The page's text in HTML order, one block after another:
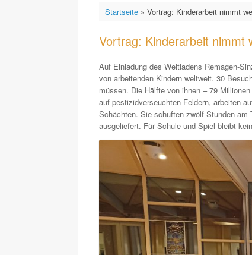
Startseite» Vortrag: Kinderarbeit nimmt
Vortrag: Kinderarbeit nimmt
Auf Einladung des Weltladens Remagen-
von arbeitenden Kindern weltweit. 30
müssen. Die Hälfte von ihnen – 79
auf pestizidverseuchten Feldern, arbeiten
Schächten. Sie schuften zwölf Stunden am
ausgeliefert. Für Schule und Spiel bleibt